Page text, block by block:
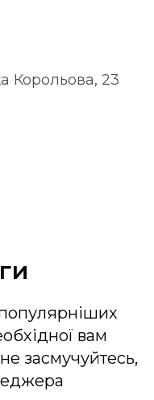
Корольова, 23
вам
засмучуйтесь,